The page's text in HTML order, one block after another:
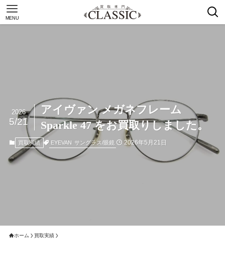
MENU
アイヴァン メガネフレーム
Sparkle 47 をお買取りしました。
2026
5/21
買取実績 EYEVAN サングラス/眼鏡 2026年5月21日
ホーム 買取実績